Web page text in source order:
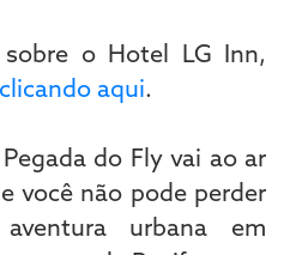
o Hotel LG Inn,
clicando aqui.
do Fly vai ao ar
você não pode perder
urbana em